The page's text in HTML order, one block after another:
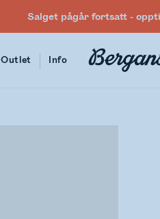
Salget pågår fortsatt -
Outlet Info